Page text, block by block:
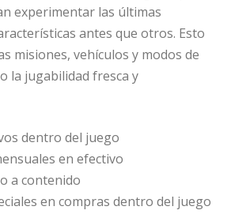
experimentar las últimas
antes que otros. Esto
misiones, vehículos y modos de
la jugabilidad fresca y
dentro del juego
en efectivo
a contenido
en compras dentro del juego